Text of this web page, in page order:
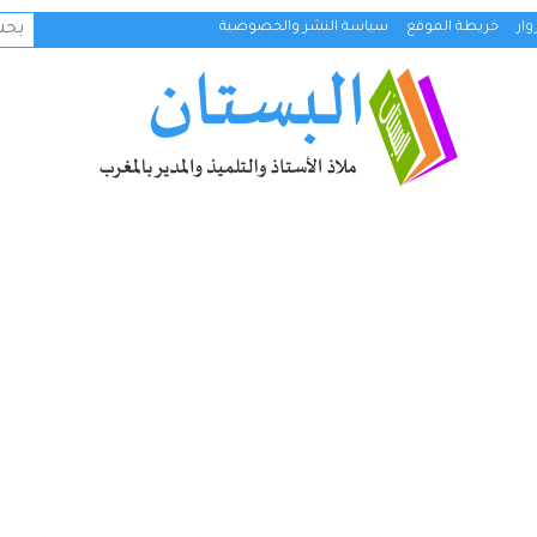
خريطة الموقع سياسة النشر والخصوصية
عن: